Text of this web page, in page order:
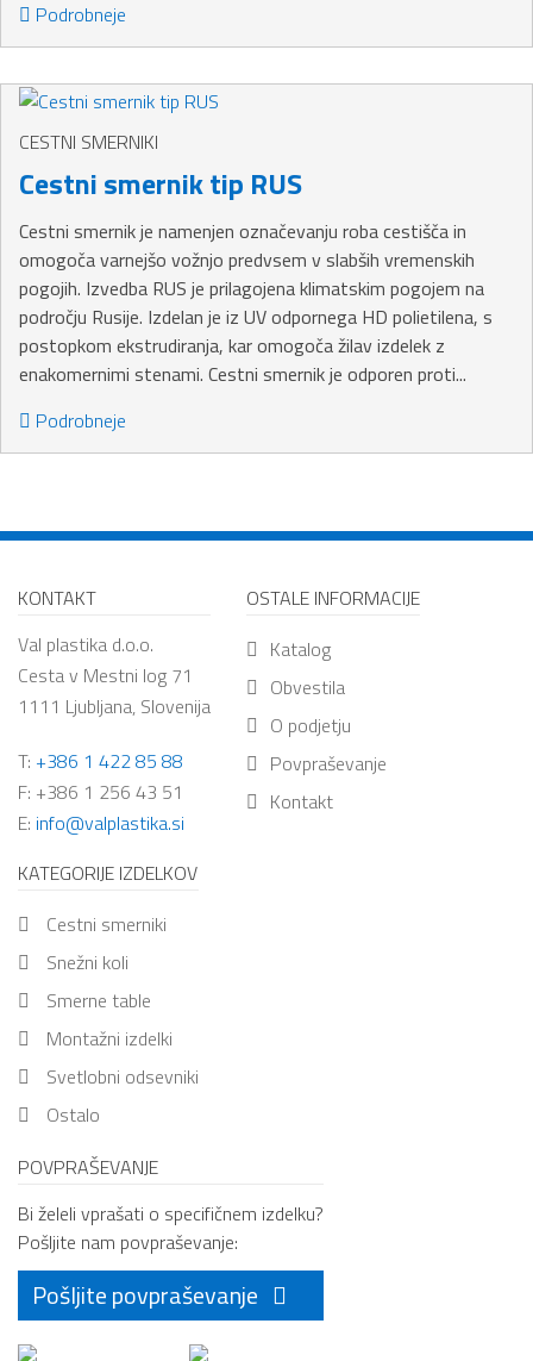
Podrobneje
CESTNI SMERNIKI
Cestni smernik tip RUS
Cestni smernik je namenjen označevanju roba cestišča in
omogoča varnejšo vožnjo predvsem v slabših vremenskih
pogojih. Izvedba RUS je prilagojena klimatskim pogojem na
področju Rusije. Izdelan je iz UV odpornega HD polietilena, s
postopkom ekstrudiranja, kar omogoča žilav izdelek z
enakomernimi stenami. Cestni smernik je odporen proti...
Podrobneje
KONTAKT
Val plastika d.o.o.
Cesta v Mestni log 71
1111 Ljubljana, Slovenija
T: +386 1 422 85 88
F: +386 1 256 43 51
E: info@valplastika.si
OSTALE INFORMACIJE
Katalog
Obvestila
O podjetju
Povpraševanje
Kontakt
KATEGORIJE IZDELKOV
cestni smerniki
snežni koli
smerne table
montažni izdelki
svetlobni odsevniki
ostalo
POVPRAŠEVANJE
Bi želeli vprašati o specifičnem izdelku?
Pošljite nam povpraševanje:
Pošljite povpraševanje